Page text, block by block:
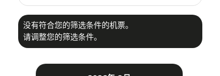
没有符合您的筛选条件的机票。
请调整您的筛选条件。